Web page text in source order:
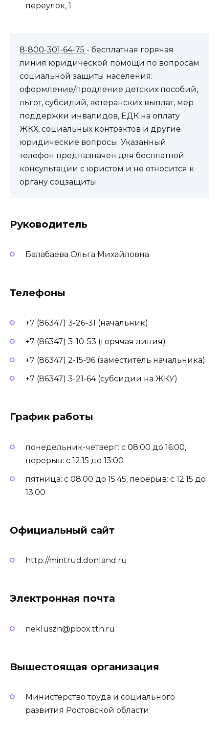
переулок, 1
8-800-301-64-75 - бесплатная горячая
линия юридической помощи по вопросам
социальной защиты населения:
оформление/продление детских пособий,
льгот, субсидий, ветеранских выплат, мер
поддержки инвалидов, ЕДК на оплату
ЖКХ, социальных контрактов и другие
юридические вопросы. Указанный
телефон предназначен для бесплатной
консультации с юристом и не относится к
органу соцзащиты.
Руководитель
Балабаева Ольга Михайловна
Телефоны
+7 (86347) 3-26-31 (начальник)
+7 (86347) 3-10-53 (горячая линия)
+7 (86347) 2-15-96 (заместитель начальника)
+7 (86347) 3-21-64 (субсидии на ЖКУ)
График работы
понедельник-четверг: с 08:00 до 16:00,
перерыв: с 12:15 до 13:00
пятница: с 08:00 до 15:45, перерыв: с 12:15 до
13:00
Официальный сайт
http://mintrud.donland.ru
Электронная почта
nekluszn@pbox.ttn.ru
Вышестоящая организация
Министерство труда и социального
развития Ростовской области